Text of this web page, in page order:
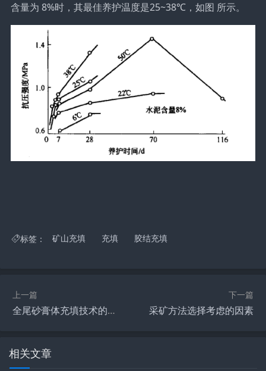
含量为 8%时，其最佳养护温度是25~38℃，如图 所示。
标签： 矿山充填 充填 胶结充填
上一篇
全尾砂膏体充填技术的主要优点
下一篇
采矿方法选择考虑的因素
相关文章